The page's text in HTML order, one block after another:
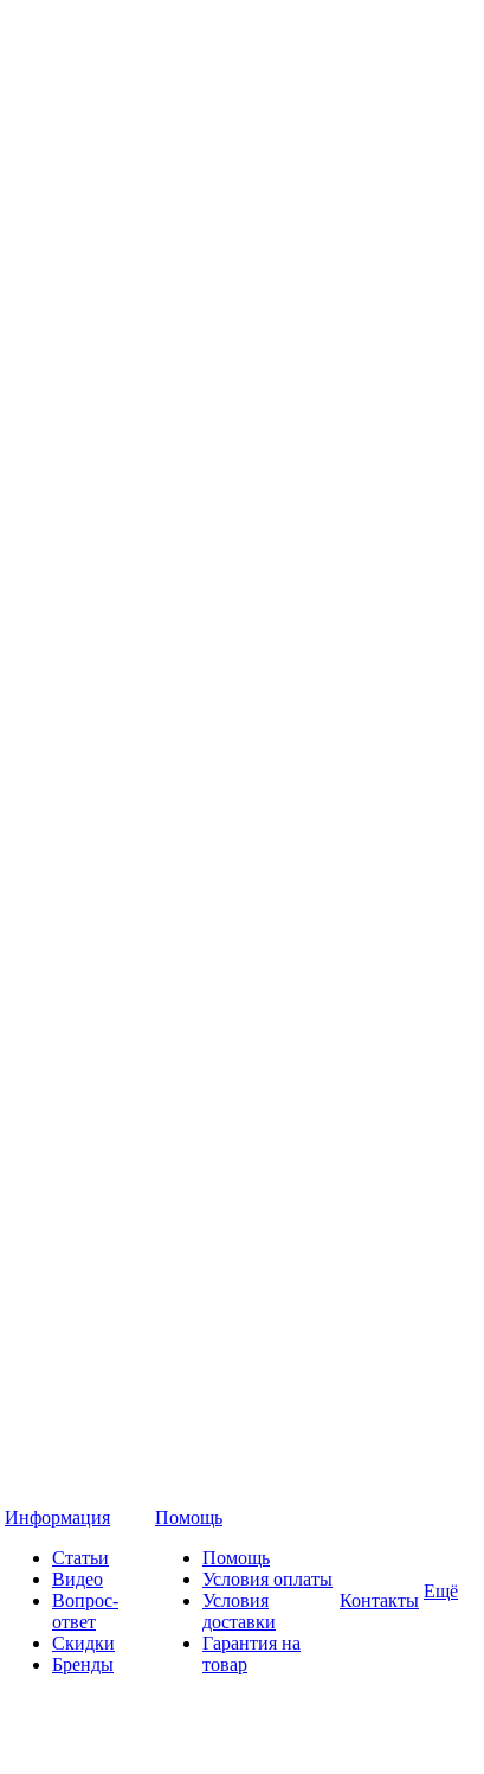
Информация
Статьи
Видео
Вопрос-
ответ
Скидки
Бренды
Помощь
Помощь
Условия оплаты
Условия
доставки
Гарантия на
товар
Контакты Ещё